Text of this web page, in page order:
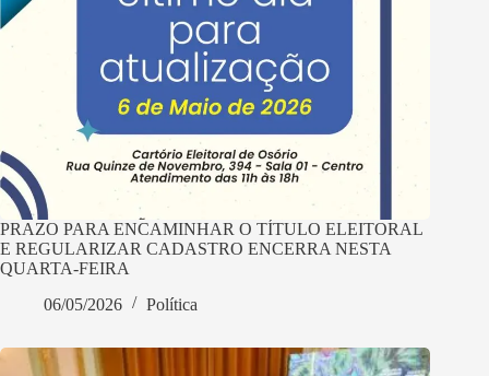
PRAZO PARA ENCAMINHAR O TÍTULO ELEITORAL
E REGULARIZAR CADASTRO ENCERRA NESTA
QUARTA-FEIRA
06/05/2026
Política